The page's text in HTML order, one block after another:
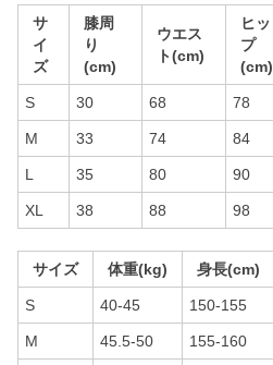
サ
イ
ズ
膝周
り
(cm)
ウエス
ト(cm)
ヒッ
プ
(cm)
S 30 68 78
M 33 74 84
L 35 80 90
XL 38 88 98
サイズ 体重(kg) 身長(cm)
S 40-45 150-155
M 45.5-50 155-160